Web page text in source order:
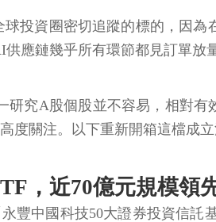
投資圈密切追蹤的標的，因
應鏈幾乎所有環節都見訂單放
研究A股個股並不容易，相對
度關注。以下重新開箱這檔成
，近70億元規模領
豐中國科技50大證券投資信